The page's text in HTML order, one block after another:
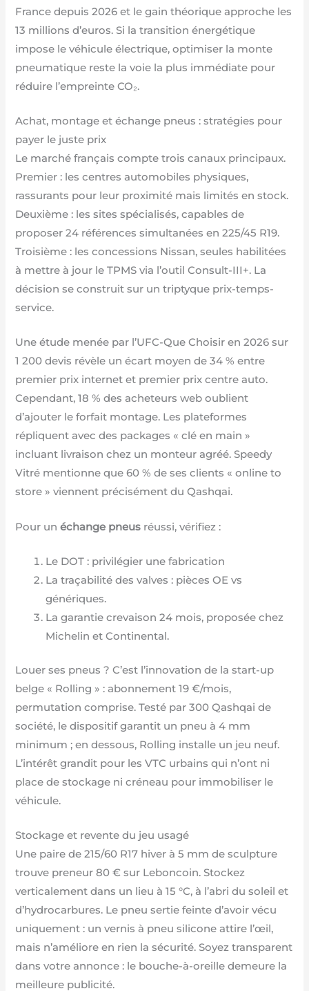
France depuis 2026 et le gain théorique approche les
13 millions d’euros. Si la transition énergétique
impose le véhicule électrique, optimiser la monte
pneumatique reste la voie la plus immédiate pour
réduire l’empreinte CO₂.
Achat, montage et échange pneus : stratégies pour
payer le juste prix
Le marché français compte trois canaux principaux.
Premier : les centres automobiles physiques,
rassurants pour leur proximité mais limités en stock.
Deuxième : les sites spécialisés, capables de
proposer 24 références simultanées en 225/45 R19.
Troisième : les concessions Nissan, seules habilitées
à mettre à jour le TPMS via l’outil Consult-III+. La
décision se construit sur un triptyque prix-temps-
service.
Une étude menée par l’UFC-Que Choisir en 2026 sur
1 200 devis révèle un écart moyen de 34 % entre
premier prix internet et premier prix centre auto.
Cependant, 18 % des acheteurs web oublient
d’ajouter le forfait montage. Les plateformes
répliquent avec des packages « clé en main »
incluant livraison chez un monteur agréé. Speedy
Vitré mentionne que 60 % de ses clients « online to
store » viennent précisément du Qashqai.
Pour unéchange pneus réussi, vérifiez :
Le DOT : privilégier une fabrication
La traçabilité des valves : pièces OE vs
génériques.
La garantie crevaison 24 mois, proposée chez
Michelin et Continental.
Louer ses pneus ? C’est l’innovation de la start-up
belge « Rolling » : abonnement 19 €/mois,
permutation comprise. Testé par 300 Qashqai de
société, le dispositif garantit un pneu à 4 mm
minimum ; en dessous, Rolling installe un jeu neuf.
L’intérêt grandit pour les VTC urbains qui n’ont ni
place de stockage ni créneau pour immobiliser le
véhicule.
Stockage et revente du jeu usagé
Une paire de 215/60 R17 hiver à 5 mm de sculpture
trouve preneur 80 € sur Leboncoin. Stockez
verticalement dans un lieu à 15 °C, à l’abri du soleil et
d’hydrocarbures. Le pneu sertie feinte d’avoir vécu
uniquement : un vernis à pneu silicone attire l’œil,
mais n’améliore en rien la sécurité. Soyez transparent
dans votre annonce : le bouche-à-oreille demeure la
meilleure publicité.